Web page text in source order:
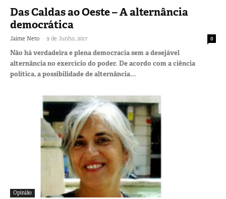
Das Caldas ao Oeste – A alternância
democrática
Jaime Neto - 9 de Junho, 2017 0
Não há verdadeira e plena democracia sem a desejável
alternância no exercício do poder. De acordo com a ciência
política, a possibilidade de alternância...
Opinião